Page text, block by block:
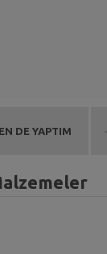
DE YAPTIM